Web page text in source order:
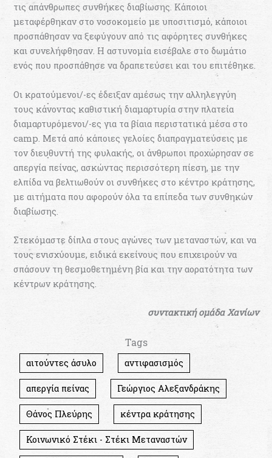
τις απάνθρωπες συνθήκες διαβίωσης. Κάποιοι
μεταφέρθηκαν στο νοσοκομείο με υποσιτισμό, κάποιοι
προσπάθησαν να ξεφύγουν από τις αφόρητες συνθήκες
και συνελήφθησαν. Η αστυνομία εισέβαλε στο δωμάτιο
ενός που προσπάθησε να δραπετεύσει και του επιτέθηκε.
Οι κρατούμενοι/-ες έδειξαν αμέσως την αλληλεγγύη
τους κάνοντας καθιστική διαμαρτυρία στην πλατεία
διαμαρτυρόμενοι/-ες για τα βίαια περιστατικά μέσα στο
camp. Μετά από κάποιες γελοίες διαπραγματεύσεις με
τον διευθυντή της φυλακής, οι άνθρωποι προχώρησαν σε
απεργία πείνας, ασκώντας περισσότερη πίεση, με την
ελπίδα να βελτιωθούν οι συνθήκες στο κέντρο κράτησης,
με αιτήματα που αφορούν όλα τα επίπεδα των συνθηκών
διαβίωσης.
Στεκόμαστε δίπλα στους αγώνες των μεταναστών, και να
τους ενισχύουμε, ειδικά εκείνους που επιχειρούν να
σπάσουν τη θεσμοθετημένη βία και την αορατότητα των
κέντρων κράτησης.
συντακτική ομάδα Χανίων
Tags
αιτούντες άσυλο αντιφασισμός
απεργία πείνας Γεώργιος Αλεξανδράκης
Θάνος Πλεύρης κέντρα κράτησης
Κοινωνικό Στέκι - Στέκι Μεταναστών